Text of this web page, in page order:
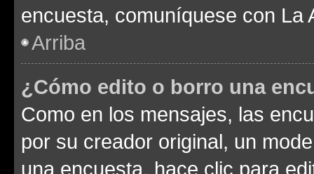
encuesta, comuníquese con La
Arriba
¿Cómo edito o borro una
Como en los mensajes, las
por su creador original, un
una encuesta, hace clic para